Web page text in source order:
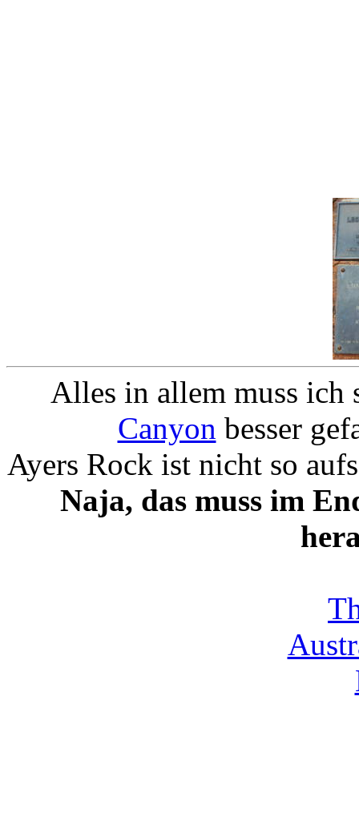
Alles in allem muss ich
Canyon besser
Ayers Rock ist nicht so
Naja, das muss im